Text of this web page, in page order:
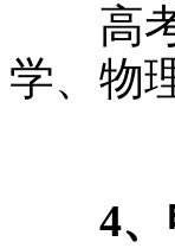
高考
学、物
4